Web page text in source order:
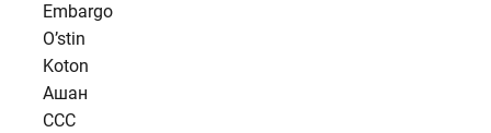
Embargo
O’stin
Koton
Ашан
CCC